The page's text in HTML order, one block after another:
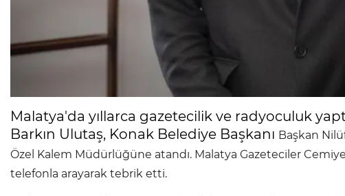
Malatya'da yıllarca gazetecilik ve radyoculuk
Barkın Ulutaş, Konak Belediye Başkanı Başkan
Özel Kalem Müdürlüğüne atandı. Malatya Gazeteciler
telefonla arayarak tebrik etti.